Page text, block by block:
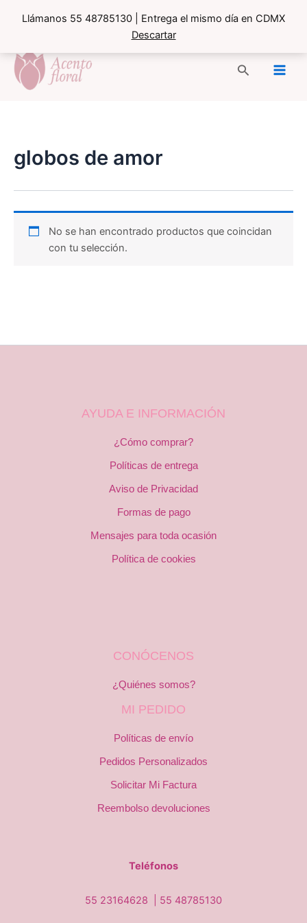
Llámanos 55 48785130 | Entrega el mismo día en CDMX
Descartar
contenido
Buscar
globos de amor
No se han encontrado productos que coincidan
con tu selección.
AYUDA E INFORMACIÓN
¿Cómo comprar?
Políticas de entrega
Aviso de Privacidad
Formas de pago
Mensajes para toda ocasión
Política de cookies
CONÓCENOS
¿Quiénes somos?
MI PEDIDO
Políticas de envío
Pedidos Personalizados
Solicitar Mi Factura
Reembolso devoluciones
Teléfonos
55 23164628 | 55 48785130